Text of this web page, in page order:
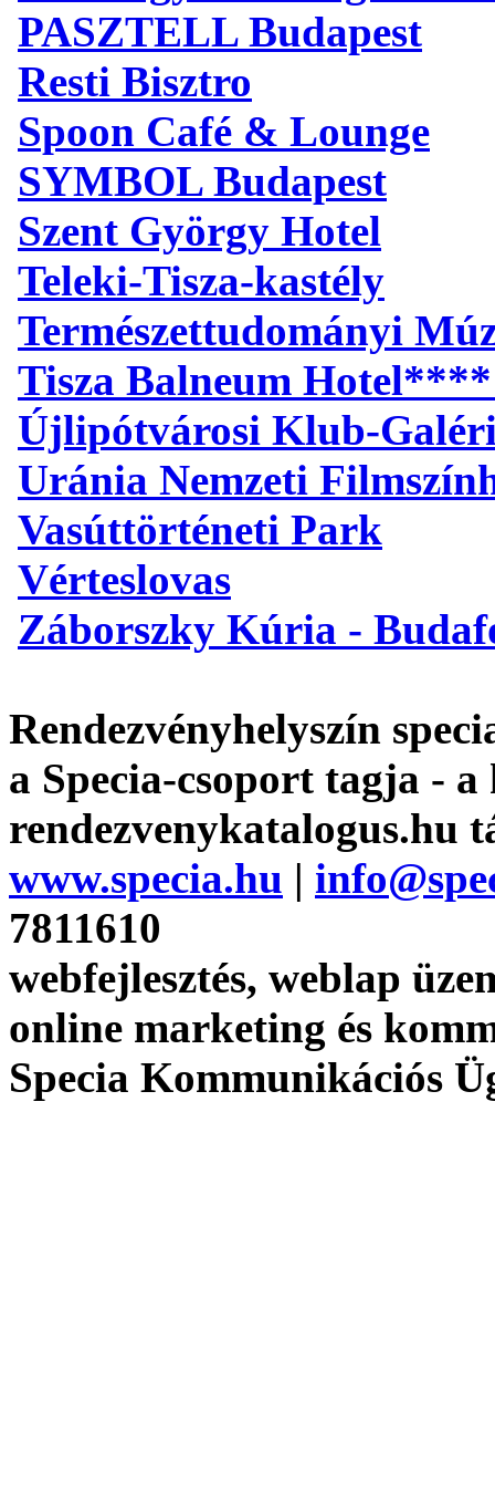
PASZTELL Budapest
Resti Bisztro
Spoon Café & Lounge
SYMBOL Budapest
Szent György Hotel
Teleki-Tisza-kastély
Természettudományi
Tisza Balneum
Újlipótvárosi Klub-
Uránia Nemzeti
Vasúttörténeti Park
Vérteslovas
Záborszky Kúria -
Rendezvényhelyszín
a Specia-csoport tagja -
rendezvenykatalogus.hu
www.specia.hu |
7811610
webfejlesztés, weblap
online marketing és
Specia Kommunikációs